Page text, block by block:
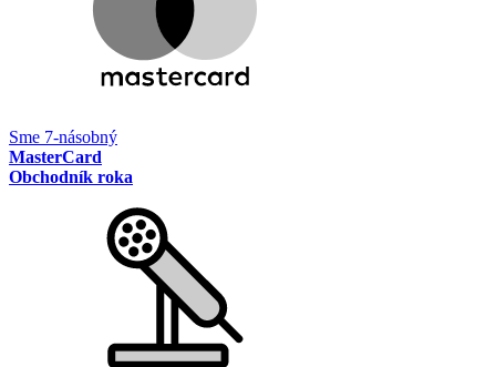
Sme 7-násobný
MasterCard
Obchodník roka